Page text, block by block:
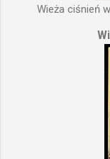
Wieża ciśnień